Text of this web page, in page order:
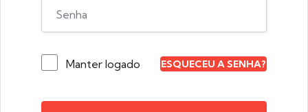
Manter logado ESQUECEU A SENHA?